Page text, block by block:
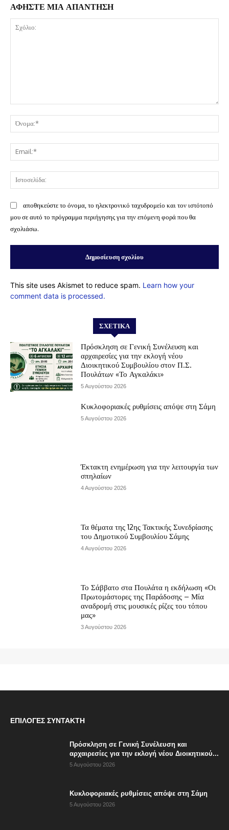
ΑΦΗΣΤΕ ΜΙΑ ΑΠΑΝΤΗΣΗ
αποθηκεύστε το όνομα, το ηλεκτρονικό ταχυδρομείο και τον ιστότοπό
μου σε αυτό το πρόγραμμα περιήγησης για την επόμενη φορά που θα
σχολιάσω.
This site uses Akismet to reduce spam. Learn how your
comment data is processed.
ΣΧΕΤΙΚΆ
Πρόσκληση σε Γενική Συνέλευση και
αρχαιρεσίες για την εκλογή νέου
Διοικητικού Συμβουλίου στον Π.Σ.
Πουλάτων «Το Αγκαλάκι»
5 Αυγούστου 2026
Κυκλοφοριακές ρυθμίσεις απόψε στη Σάμη
5 Αυγούστου 2026
Έκτακτη ενημέρωση για την λειτουργία των
σπηλαίων
4 Αυγούστου 2026
Τα θέματα της 12ης Τακτικής Συνεδρίασης
του Δημοτικού Συμβουλίου Σάμης
4 Αυγούστου 2026
Το Σάββατο στα Πουλάτα η εκδήλωση «Οι
Πρωτομάστορες της Παράδοσης – Μία
αναδρομή στις μουσικές ρίζες του τόπου
μας»
3 Αυγούστου 2026
ΕΠΙΛΟΓΈΣ ΣΥΝΤΆΚΤΗ
Πρόσκληση σε Γενική Συνέλευση και
αρχαιρεσίες για την εκλογή νέου Διοικητικού...
5 Αυγούστου 2026
Κυκλοφοριακές ρυθμίσεις απόψε στη Σάμη
5 Αυγούστου 2026